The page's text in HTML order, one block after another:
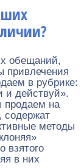
обещаний,
привлечения
в рубрике:
и действуй».
продаем на
содержат
методы
взятого
в них